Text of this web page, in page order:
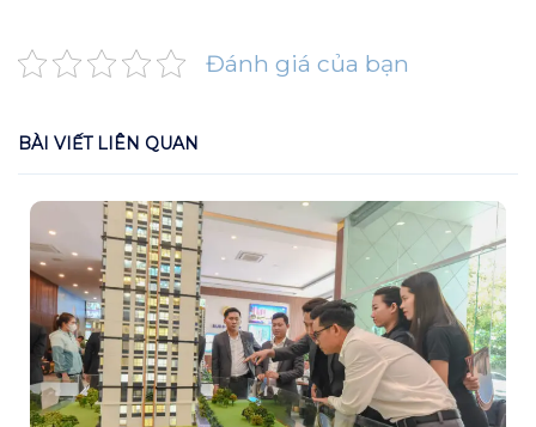
Đánh giá của bạn
BÀI VIẾT LIÊN QUAN